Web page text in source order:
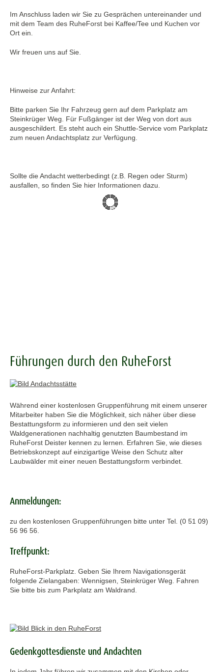
Im Anschluss laden wir Sie zu Gesprächen untereinander und
mit dem Team des RuheForst bei Kaffee/Tee und Kuchen vor
Ort ein.
Wir freuen uns auf Sie.
Hinweise zur Anfahrt:
Bitte parken Sie Ihr Fahrzeug gern auf dem Parkplatz am
Steinkrüger Weg. Für Fußgänger ist der Weg von dort aus
ausgeschildert. Es steht auch ein Shuttle-Service vom Parkplatz
zum neuen Andachtsplatz zur Verfügung.
Sollte die Andacht wetterbedingt (z.B. Regen oder Sturm)
ausfallen, so finden Sie hier Informationen dazu.
Führungen durch den RuheForst
Während einer kostenlosen Gruppenführung mit einem unserer
Mitarbeiter haben Sie die Möglichkeit, sich näher über diese
Bestattungsform zu informieren und den seit vielen
Waldgenerationen nachhaltig genutzten Baumbestand im
RuheForst Deister kennen zu lernen. Erfahren Sie, wie dieses
Betriebskonzept auf einzigartige Weise den Schutz alter
Laubwälder mit einer neuen Bestattungsform verbindet.
Anmeldungen:
zu den kostenlosen Gruppenführungen bitte unter Tel. (0 51 09)
56 96 56.
Treffpunkt:
RuheForst-Parkplatz. Geben Sie Ihrem Navigationsgerät
folgende Zielangaben: Wennigsen, Steinkrüger Weg. Fahren
Sie bitte bis zum Parkplatz am Waldrand.
Gedenkgottesdienste und Andachten